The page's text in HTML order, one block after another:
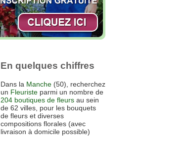
En quelques chiffres
Dans la Manche (50), recherchez
un Fleuriste parmi un nombre de
204 boutiques de fleurs au sein
de 62 villes, pour les bouquets
de fleurs et diverses
compositions florales (avec
livraison à domicile possible)